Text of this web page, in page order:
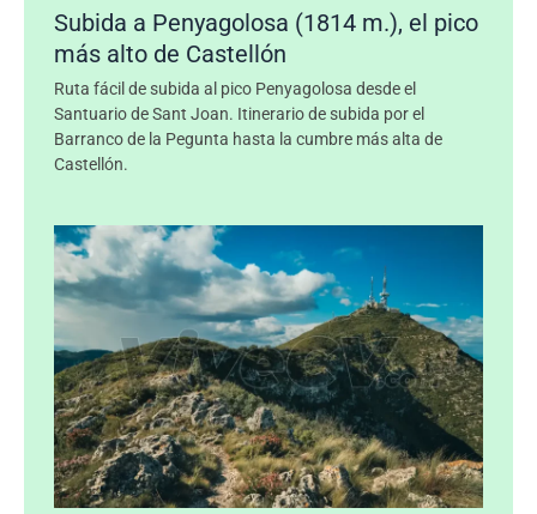
Subida a Penyagolosa (1814 m.), el pico
más alto de Castellón
Ruta fácil de subida al pico Penyagolosa desde el
Santuario de Sant Joan. Itinerario de subida por el
Barranco de la Pegunta hasta la cumbre más alta de
Castellón.